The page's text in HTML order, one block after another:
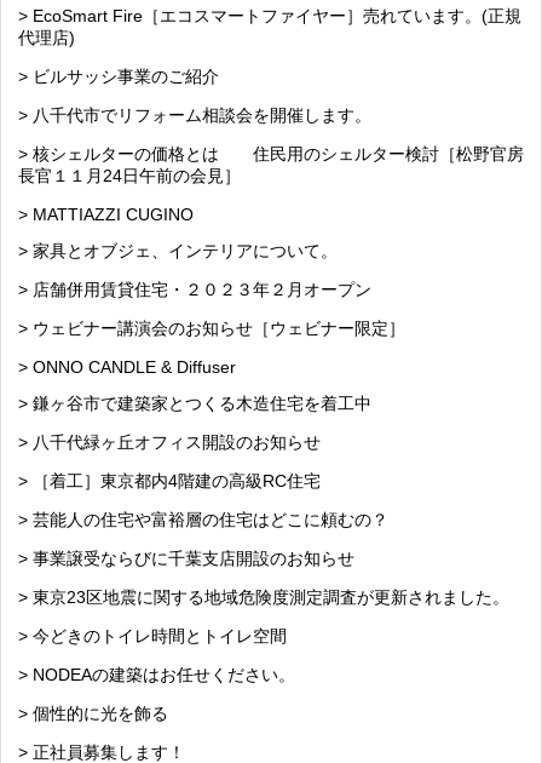
> EcoSmart Fire［エコスマートファイヤー］売れています。(正規
代理店)
> ビルサッシ事業のご紹介
> 八千代市でリフォーム相談会を開催します。
> 核シェルターの価格とは 住民用のシェルター検討［松野官房
長官１１月24日午前の会見］
> MATTIAZZI CUGINO
> 家具とオブジェ、インテリアについて。
> 店舗併用賃貸住宅・２０２３年２月オープン
> ウェビナー講演会のお知らせ［ウェビナー限定］
> ONNO CANDLE & Diffuser
> 鎌ヶ谷市で建築家とつくる木造住宅を着工中
> 八千代緑ヶ丘オフィス開設のお知らせ
> ［着工］東京都内4階建の高級RC住宅
> 芸能人の住宅や富裕層の住宅はどこに頼むの？
> 事業譲受ならびに千葉支店開設のお知らせ
> 東京23区地震に関する地域危険度測定調査が更新されました。
> 今どきのトイレ時間とトイレ空間
> NODEAの建築はお任せください。
> 個性的に光を飾る
> 正社員募集します！